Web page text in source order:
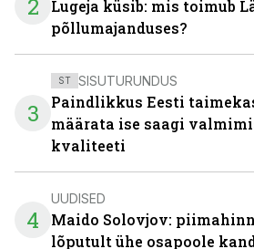
2
Lugeja küsib: mis toimub
põllumajanduses?
3
ST SISUTURUNDUS
Paindlikkus Eesti
määrata ise saagi
kvaliteeti
4
UUDISED
Maido Solovjov:
lõputult ühe osapoole